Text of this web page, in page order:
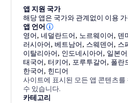
앱 지원 국가
해당 앱은 국가와 관계없이 이용
앱 언어
영어, 네덜란드어, 노르웨이어, 덴
러시아어,베트남어, 스웨덴어, 스
이탈리아어, 인도네시아어, 일본어
태국어, 터키어, 포루투갈어, 폴란
한국어, 힌디어
사이트에 표시된 모든 앱 콘텐츠
수 있습니다.
카테고리